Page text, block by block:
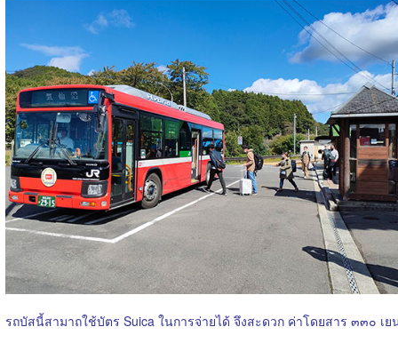
รถบัสนี้สามาถใช้บัตร Suica ในการจ่ายได้ จึงสะดวก ค่าโดยสาร ๓๓๐ เย